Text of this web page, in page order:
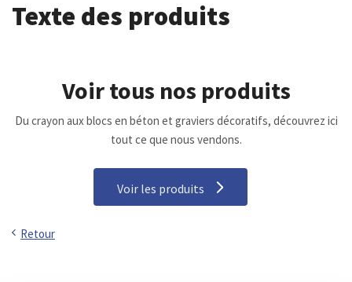
Texte des produits
Voir tous nos produits
Du crayon aux blocs en béton et graviers décoratifs, découvrez ici
tout ce que nous vendons.
Voir les produits
Retour